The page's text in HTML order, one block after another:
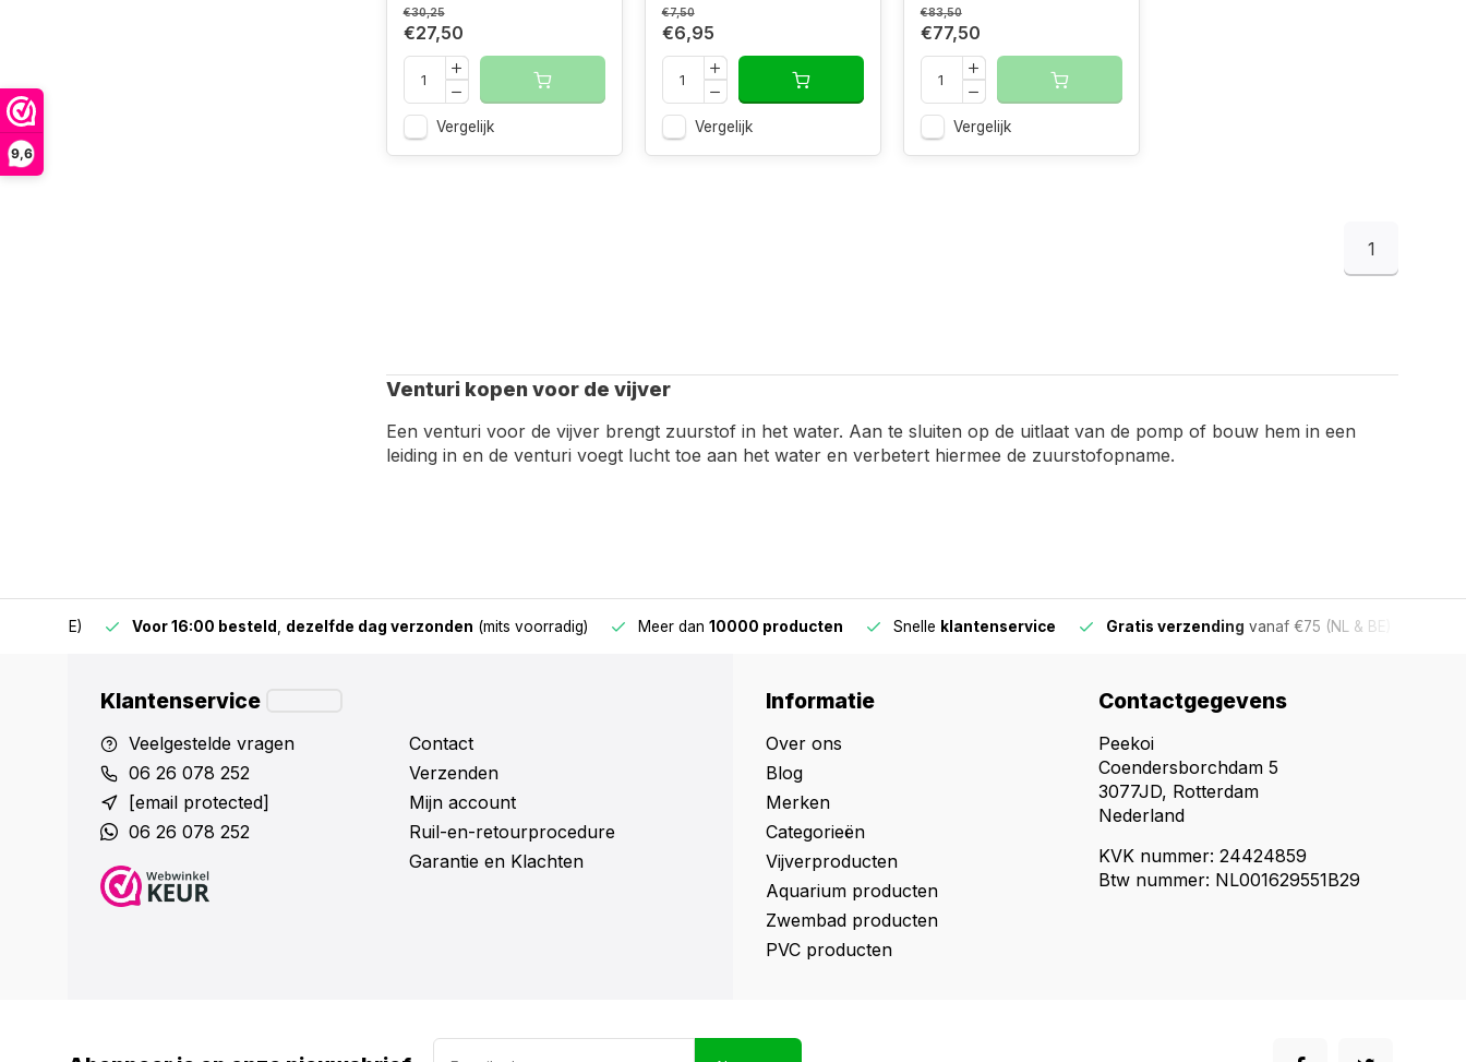
9,6
€30,25
€27,50
Vergelijk
€7,50
€6,95
Vergelijk
€83,50
€77,50
Vergelijk
1
Venturi kopen voor de vijver
Een venturi voor de vijver brengt zuurstof in het water. Aan te sluiten op de uitlaat van de pomp of bouw hem in een
leiding in en de venturi voegt lucht toe aan het water en verbetert hiermee de zuurstofopname.
Voor 16:00 besteld,dezelfde dag verzonden(mits voorradig) Meer dan10000 producten Snelleklantenservice Gratis verzendingvanaf €75 (NL & BE)
Klantenservice
Veelgestelde vragen
06 26 078 252
[email protected]
06 26 078 252
Contact
Verzenden
Mijn account
Ruil-en-retourprocedure
Garantie en Klachten
Informatie
Over ons
Blog
Merken
Categorieën
Vijverproducten
Aquarium producten
Zwembad producten
PVC producten
Contactgegevens
Peekoi
Coendersborchdam 5
3077JD, Rotterdam
Nederland
KVK nummer: 24424859
Btw nummer: NL001629551B29